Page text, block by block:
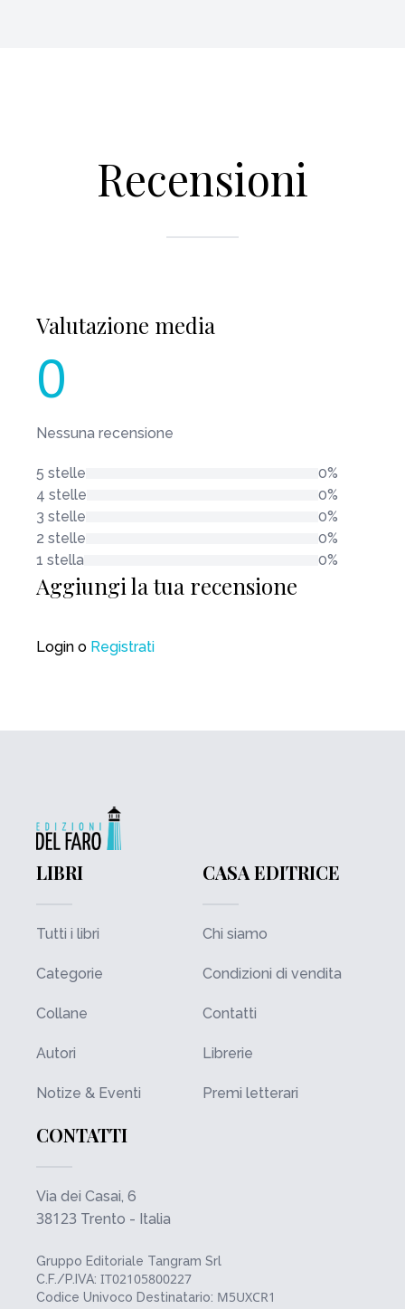
Recensioni
Valutazione media
0
Nessuna recensione
5 stelle
0%
4 stelle
0%
3 stelle
0%
2 stelle
0%
1 stella
0%
Aggiungi la tua recensione
Login o Registrati
LIBRI
Tutti i libri
Categorie
Collane
Autori
Notize & Eventi
CASA EDITRICE
Chi siamo
Condizioni di vendita
Contatti
Librerie
Premi letterari
CONTATTI
Via dei Casai, 6
38123 Trento - Italia
Gruppo Editoriale Tangram Srl
C.F./P.IVA: IT02105800227
Codice Univoco Destinatario: M5UXCR1